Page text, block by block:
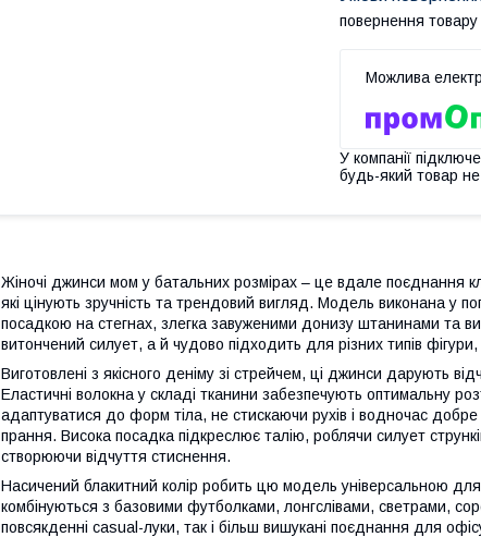
повернення товару
У компанії
будь-який товар
Жіночі джинси мом у батальних розмірах – це вдале поєднання
які цінують зручність та трендовий вигляд. Модель виконана у
посадкою на стегнах, злегка завуженими донизу штанинами та
витончений силует, а й чудово підходить для різних типів
Виготовлені з якісного деніму зі стрейчем, ці джинси дарують
Еластичні волокна у складі тканини забезпечують оптимальну
адаптуватися до форм тіла, не стискаючи рухів і водночас
прання. Висока посадка підкреслює талію, роблячи силует
створюючи відчуття стиснення.
Насичений блакитний колір робить цю модель універсальною
комбінуються з базовими футболками, лонгслівами, светрами,
повсякденні casual-луки, так і більш вишукані поєднання для